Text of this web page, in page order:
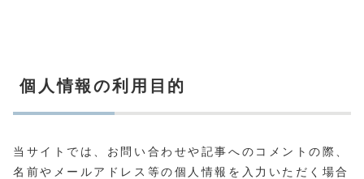
個人情報の利用目的
当サイトでは、お問い合わせや記事へのコメントの際、
名前やメールアドレス等の個人情報を入力いただく場合